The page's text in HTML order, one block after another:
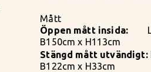
Mått
Öppen mått insida:
B150cm x H113cm
Stängd mått utvändigt:
B122cm x H33cm